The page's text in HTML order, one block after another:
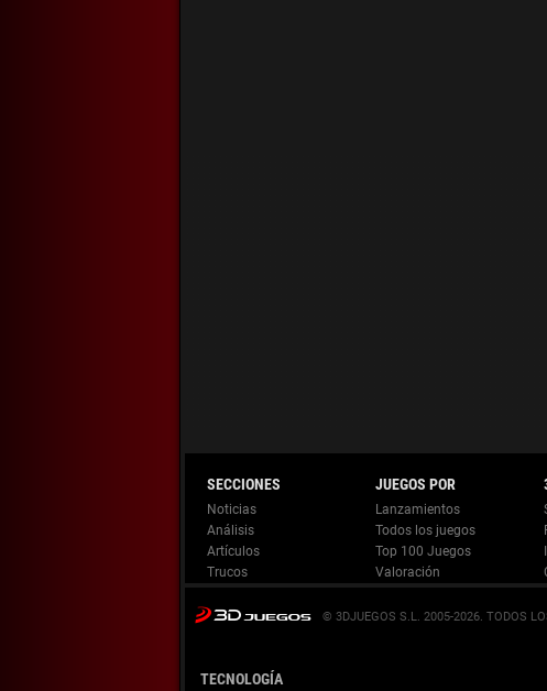
Noticias
Análisis
Artículos
Trucos
Lanzamientos
Todos los juegos
Top 100 Juegos
Valoración
© 3DJUEGOS S.L. 2005-2026.
TECNOLOGÍA